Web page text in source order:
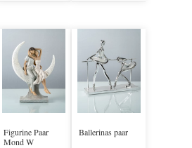
Figurine Paar
Mond W
Ballerinas paar